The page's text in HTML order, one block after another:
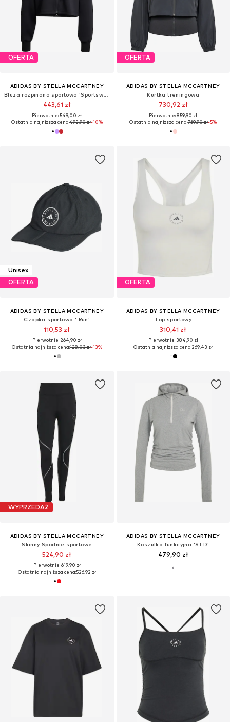
OFERTA
ADIDAS BY STELLA MCCARTNEY
Bluza rozpinana sportowa 'Sportswear Cropped'
443,61 zł
Pierwotnie: 549,00 zł
Ostatnia najniższa cena:492,90 zł-10%
OFERTA
ADIDAS BY STELLA MCCARTNEY
Kurtka treningowa
730,92 zł
Pierwotnie: 859,90 zł
Ostatnia najniższa cena:769,90 zł-5%
Unisex
OFERTA
ADIDAS BY STELLA MCCARTNEY
Czapka sportowa ' Run'
110,53 zł
Pierwotnie: 264,90 zł
Ostatnia najniższa cena:128,03 zł-13%
OFERTA
ADIDAS BY STELLA MCCARTNEY
Top sportowy
310,41 zł
Pierwotnie: 384,90 zł
Ostatnia najniższa cena:269,43 zł
WYPRZEDAŻ
ADIDAS BY STELLA MCCARTNEY
Skinny Spodnie sportowe
524,90 zł
Pierwotnie: 619,90 zł
Ostatnia najniższa cena:526,92 zł
ADIDAS BY STELLA MCCARTNEY
Koszulka funkcyjna 'STD'
479,90 zł